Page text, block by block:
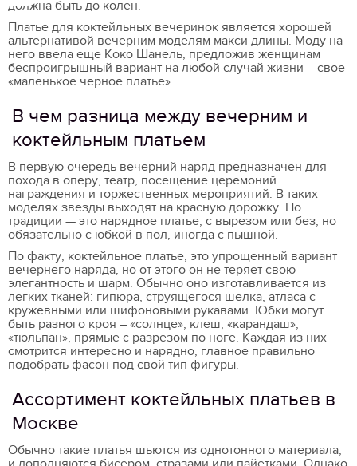
должна быть до колен.
Платье для коктейльных вечеринок является хорошей
альтернативой вечерним моделям макси длины. Моду на
него ввела еще Коко Шанель, предложив женщинам
беспроигрышный вариант на любой случай жизни – свое
«маленькое черное платье».
В чем разница между вечерним и
коктейльным платьем
В первую очередь вечерний наряд предназначен для
похода в оперу, театр, посещение церемоний
награждения и торжественных мероприятий. В таких
моделях звезды выходят на красную дорожку. По
традиции — это нарядное платье, с вырезом или без, но
обязательно с юбкой в пол, иногда с пышной.
По факту, коктейльное платье, это упрощенный вариант
вечернего наряда, но от этого он не теряет свою
элегантность и шарм. Обычно оно изготавливается из
легких тканей: гипюра, струящегося шелка, атласа с
кружевными или шифоновыми рукавами. Юбки могут
быть разного кроя – «солнце», клеш, «карандаш»,
«тюльпан», прямые с разрезом по ноге. Каждая из них
смотрится интересно и нарядно, главное правильно
подобрать фасон под свой тип фигуры.
Ассортимент коктейльных платьев в
Москве
Обычно такие платья шьются из однотонного материала,